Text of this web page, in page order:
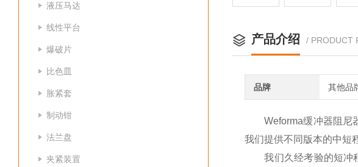
液压马达
线性平台
爆破片
比色皿
胀紧套
制动钳
法兰盘
夹紧装置
产品介绍 / PRODUCT
品牌 其他品
Weforma缓冲器阻尼
我们提供不同版本的中短
我们久经考验的短冲程